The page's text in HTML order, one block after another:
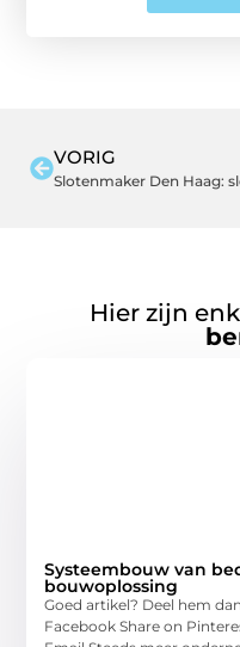
VORIG
Hier zijn
Systeembouw van
bouwoplossing
Goed artikel? Deel hem
Facebook Share on